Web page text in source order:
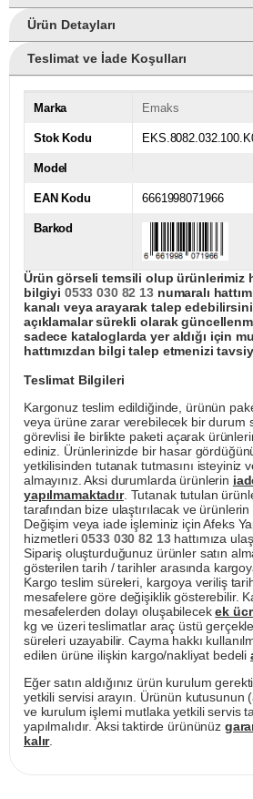
Ürün Detayları
Teslimat ve İade Koşulları
Marka Emaks
Stok Kodu
Model
EAN Kodu 6661998071966
Barkod
Ürün görseli temsili olup ürünlerimiz
bilgiyi 0533 030 82 13numaralı
kanalı veya arayarak talep
açıklamalar sürekli olarak
sadece kataloglarda yer aldığı için
hattımızdan bilgi talep etmenizi
Teslimat Bilgileri
Kargonuz teslim edildiğinde, ürünün
veya ürüne zarar verebilecek bir durum
görevlisi ile birlikte paketi açarak
ediniz. Ürünlerinizde bir hasar
yetkilisinden tutanak tutmasını isteyiniz
almayınız. Aksi durumlarda ürünlerin
yapılmamaktadır. Tutanak tutulan
tarafından bize ulaştırılacak ve ürünlerin
Değişim veya iade işleminiz için Afeks
hizmetleri0533 030 82 13hattımıza
Sipariş oluşturduğunuz ürünler satın
gösterilen tarih / tarihler arasında
Kargo teslim süreleri, kargoya veriliş
mesafelere göre değişiklik gösterebilir.
mesafelerden dolayı oluşabilecekek
kg ve üzeri teslimatlar araç üstü
süreleri uzayabilir. Cayma hakkı
edilen ürüne ilişkin kargo/nakliyat bedeli
Eğer satın aldığınız ürün kurulum
yetkili servisi arayın. Ürünün kutusunun
ve kurulum işlemi mutlaka yetkili servis
yapılmalıdır. Aksi taktirde ürününüz
kalır.